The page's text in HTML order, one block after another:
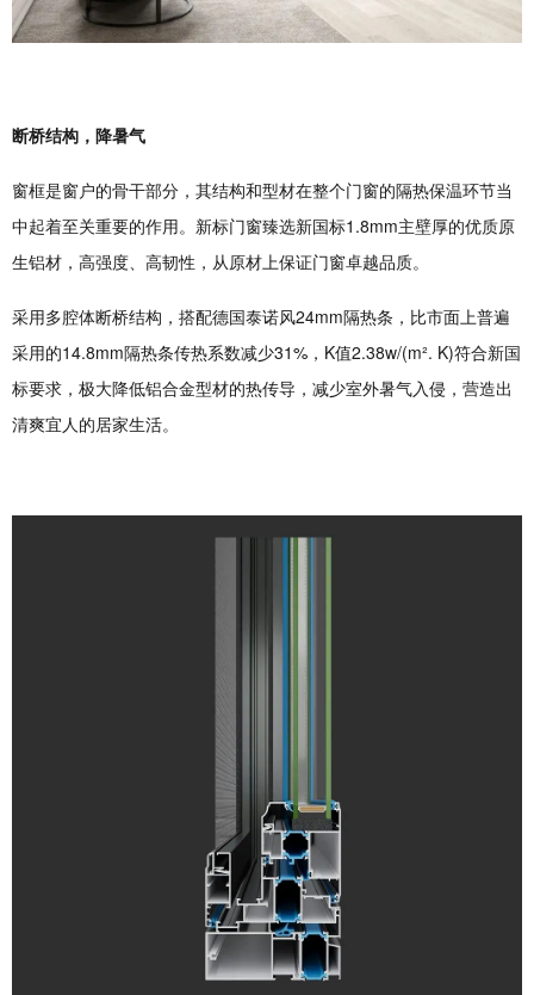
断桥结构，降暑气
窗框是窗户的骨干部分，其结构和型材在整个门窗的隔热保温环节当
中起着至关重要的作用。新标门窗臻选新国标1.8mm主壁厚的优质原
生铝材，高强度、高韧性，从原材上保证门窗卓越品质。
采用多腔体断桥结构，搭配德国泰诺风24mm隔热条，比市面上普遍
采用的14.8mm隔热条传热系数减少31%，K值2.38w/(m². K)符合新国
标要求，极大降低铝合金型材的热传导，减少室外暑气入侵，营造出
清爽宜人的居家生活。